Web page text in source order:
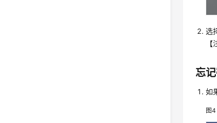
选
忘
如
图